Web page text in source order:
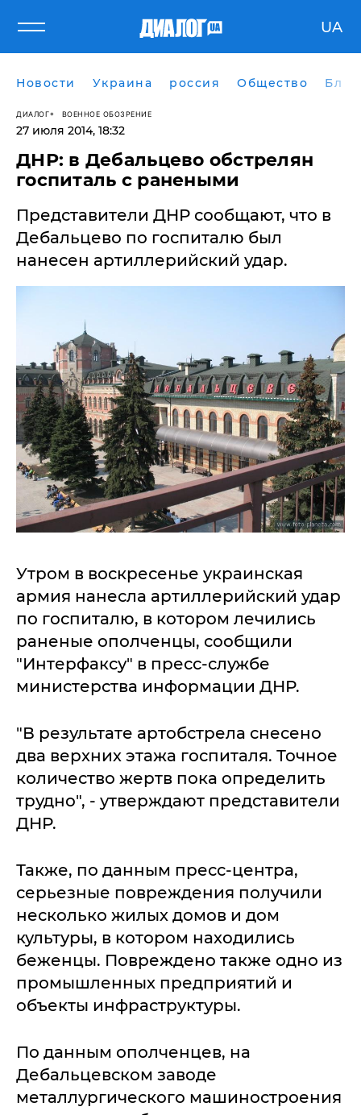
UA
Новости Украина россия Общество
ДИАЛОГ ВОЕННОЕ ОБОЗРЕНИЕ
27 июля 2014, 18:32
ДНР: в Дебальцево обстрелян
госпиталь с ранеными
Представители ДНР сообщают, что в
Дебальцево по госпиталю был
нанесен артиллерийский удар.
Утром в воскресенье украинская
армия нанесла артиллерийский удар
по госпиталю, в котором лечились
раненые ополченцы, сообщили
"Интерфаксу" в пресс-службе
министерства информации ДНР.
"В результате артобстрела снесено
два верхних этажа госпиталя. Точное
количество жертв пока определить
трудно", - утверждают представители
ДНР.
Также, по данным пресс-центра,
серьезные повреждения получили
несколько жилых домов и дом
культуры, в котором находились
беженцы. Повреждено также одно из
промышленных предприятий и
объекты инфраструктуры.
По данным ополченцев, на
Дебальцевском заводе
металлургического машиностроения